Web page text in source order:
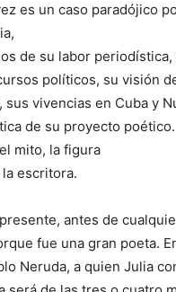
es un caso paradójico
de su labor periodística,
políticos, su visión
sus vivencias en Cuba y
de su proyecto poético.
mito, la figura
escritora.
antes de
fue una gran poeta.
Neruda, a quien Julia